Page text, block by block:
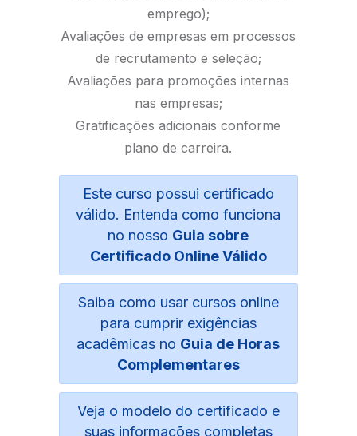
emprego);
Avaliações de empresas em processos
de recrutamento e seleção;
Avaliações para promoções internas
nas empresas;
Gratificações adicionais conforme
plano de carreira.
Este curso possui certificado
válido. Entenda como funciona
no nosso Guia sobre
Certificado Online Válido
Saiba como usar cursos online
para cumprir exigências
acadêmicas no Guia de Horas
Complementares
Veja o modelo do certificado e
suas informações completas